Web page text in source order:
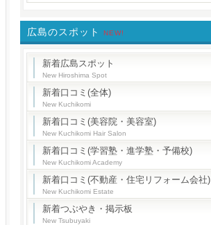
広島のスポット NEW!
新着広島スポット
New Hiroshima Spot
新着口コミ(全体)
New Kuchikomi
新着口コミ(美容院・美容室)
New Kuchikomi Hair Salon
新着口コミ(学習塾・進学塾・予備校)
New Kuchikomi Academy
新着口コミ(不動産・住宅リフォーム会社)
New Kuchikomi Estate
新着つぶやき・掲示板
New Tsubuyaki